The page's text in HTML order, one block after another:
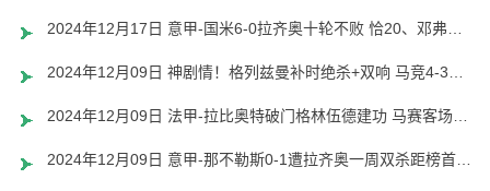
2024年12月09日 法甲-拉比奥特破门格林伍德建功 马赛客场2-0圣埃蒂安联赛3连胜
2024年12月09日 意甲-那不勒斯0-1遭拉齐奥一周双杀距榜首2分 伊萨克森制胜球